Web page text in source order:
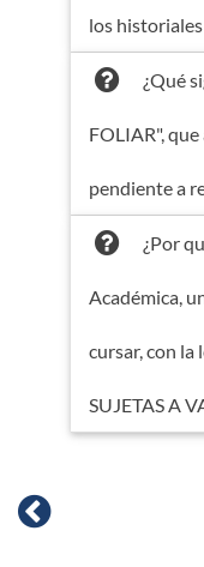
los
¿Qué
FOLIAR",
pendiente a
¿Por
Académica,
cursar, con la
SUJETAS A